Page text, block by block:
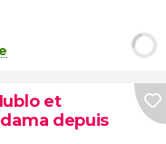
et
depuis